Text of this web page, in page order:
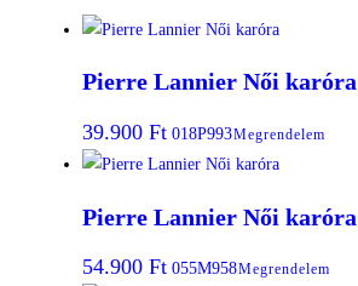
Pierre Lannier Női karóra
39.900 Ft 018P993Megrendelem
Pierre Lannier Női karóra
54.900 Ft 055M958Megrendelem